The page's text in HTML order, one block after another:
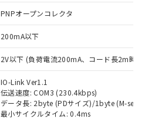
PNPオープンコレクタ
200mA以下
2V以下 (負荷電流200mA、コード長2m時)
IO-Link Ver1.1
伝送速度: COM3 (230.4kbps)
データ長: 2byte (PDサイズ)/1byte (M-
最小サイクルタイム: 0.4ms